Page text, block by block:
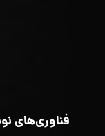
فناوری‌های